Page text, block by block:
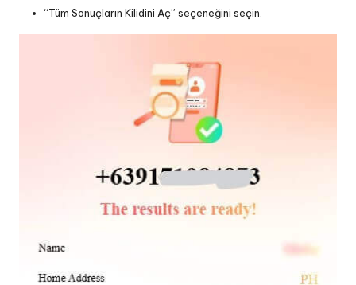
“Tüm Sonuçların Kilidini Aç” seçeneğini seçin.